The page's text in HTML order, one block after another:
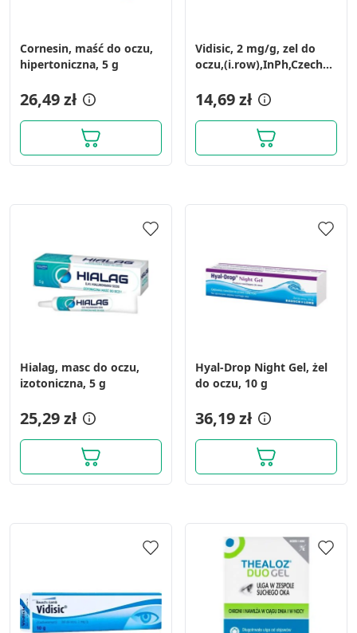
Cornesin, maść do oczu,
hipertoniczna, 5 g
26,49 zł
Vidisic, 2 mg/g, zel do
oczu,(i.row),InPh,Czechy,
14,69 zł
Hialag, masc do oczu,
izotoniczna, 5 g
25,29 zł
Hyal-Drop Night Gel, żel
do oczu, 10 g
36,19 zł